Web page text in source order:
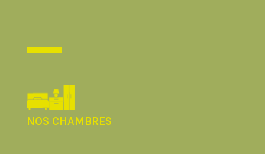
NOS CHAMBRES